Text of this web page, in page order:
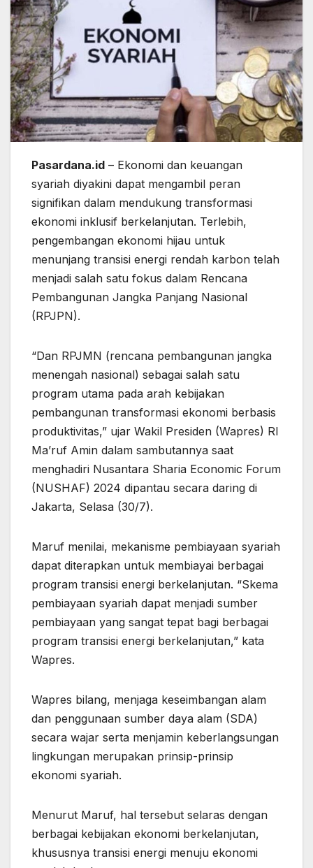
Pasardana.id – Ekonomi dan keuangan
syariah diyakini dapat mengambil peran
signifikan dalam mendukung transformasi
ekonomi inklusif berkelanjutan. Terlebih,
pengembangan ekonomi hijau untuk
menunjang transisi energi rendah karbon telah
menjadi salah satu fokus dalam Rencana
Pembangunan Jangka Panjang Nasional
(RPJPN).
“Dan RPJMN (rencana pembangunan jangka
menengah nasional) sebagai salah satu
program utama pada arah kebijakan
pembangunan transformasi ekonomi berbasis
produktivitas,” ujar Wakil Presiden (Wapres) RI
Ma’ruf Amin dalam sambutannya saat
menghadiri Nusantara Sharia Economic Forum
(NUSHAF) 2024 dipantau secara daring di
Jakarta, Selasa (30/7).
Maruf menilai, mekanisme pembiayaan syariah
dapat diterapkan untuk membiayai berbagai
program transisi energi berkelanjutan. “Skema
pembiayaan syariah dapat menjadi sumber
pembiayaan yang sangat tepat bagi berbagai
program transisi energi berkelanjutan,” kata
Wapres.
Wapres bilang, menjaga keseimbangan alam
dan penggunaan sumber daya alam (SDA)
secara wajar serta menjamin keberlangsungan
lingkungan merupakan prinsip-prinsip
ekonomi syariah.
Menurut Maruf, hal tersebut selaras dengan
berbagai kebijakan ekonomi berkelanjutan,
khususnya transisi energi menuju ekonomi